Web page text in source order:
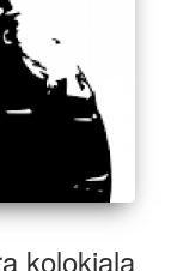
kolokiala